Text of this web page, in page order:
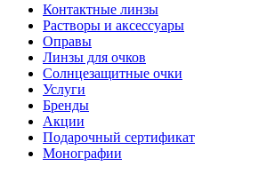
Контактные линзы
Растворы и аксессуары
Оправы
Линзы для очков
Солнцезащитные очки
Услуги
Бренды
Акции
Подарочный сертификат
Монографии